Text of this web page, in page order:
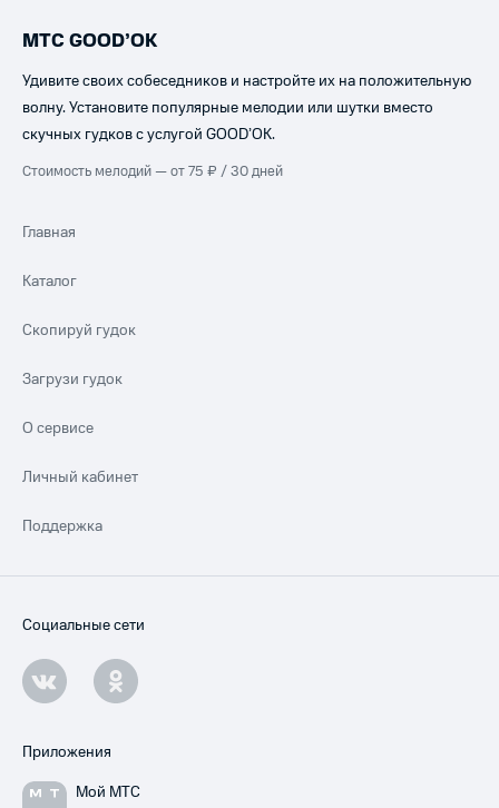
МТС GOOD’OK
Удивите своих собеседников и настройте их на положительную
волну. Установите популярные мелодии или шутки вместо
скучных гудков с услугой GOOD’OK.
Стоимость мелодий — от 75 ₽ / 30 дней
Главная
Каталог
Скопируй гудок
Загрузи гудок
О сервисе
Личный кабинет
Поддержка
Социальные сети
Приложения
Мой МТС